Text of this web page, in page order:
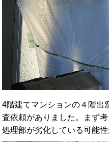
4階建てマンションの４階出
査依頼がありました。まず
処理部が劣化している可能性